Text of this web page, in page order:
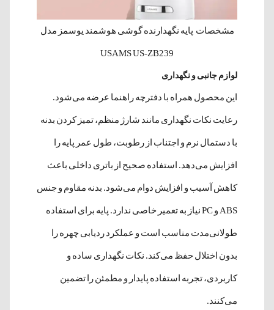
مشخصات پایه نگهدارنده گوشی هوشمند یوسمز مدل
USAMS US-ZB239
لوازم جانبی و نگهداری
این محصول همراه با دفترچه راهنما عرضه می‌شود.
رعایت نکات نگهداری مانند شارژ منظم، تمیز کردن بدنه
با دستمال نرم و اجتناب از رطوبت، طول عمر پایه را
افزایش می‌دهد. استفاده صحیح از باتری داخلی باعث
کاهش آسیب و افزایش دوام می‌شود. بدنه مقاوم و جنس
ABS و PC نیاز به تعمیر خاصی ندارد. پایه برای استفاده
طولانی‌مدت مناسب است و عملکرد ردیابی چهره را
بدون اختلال حفظ می‌کند. نکات نگهداری ساده و
کاربردی، تجربه استفاده پایدار و مطمئن را تضمین
می‌کنند.